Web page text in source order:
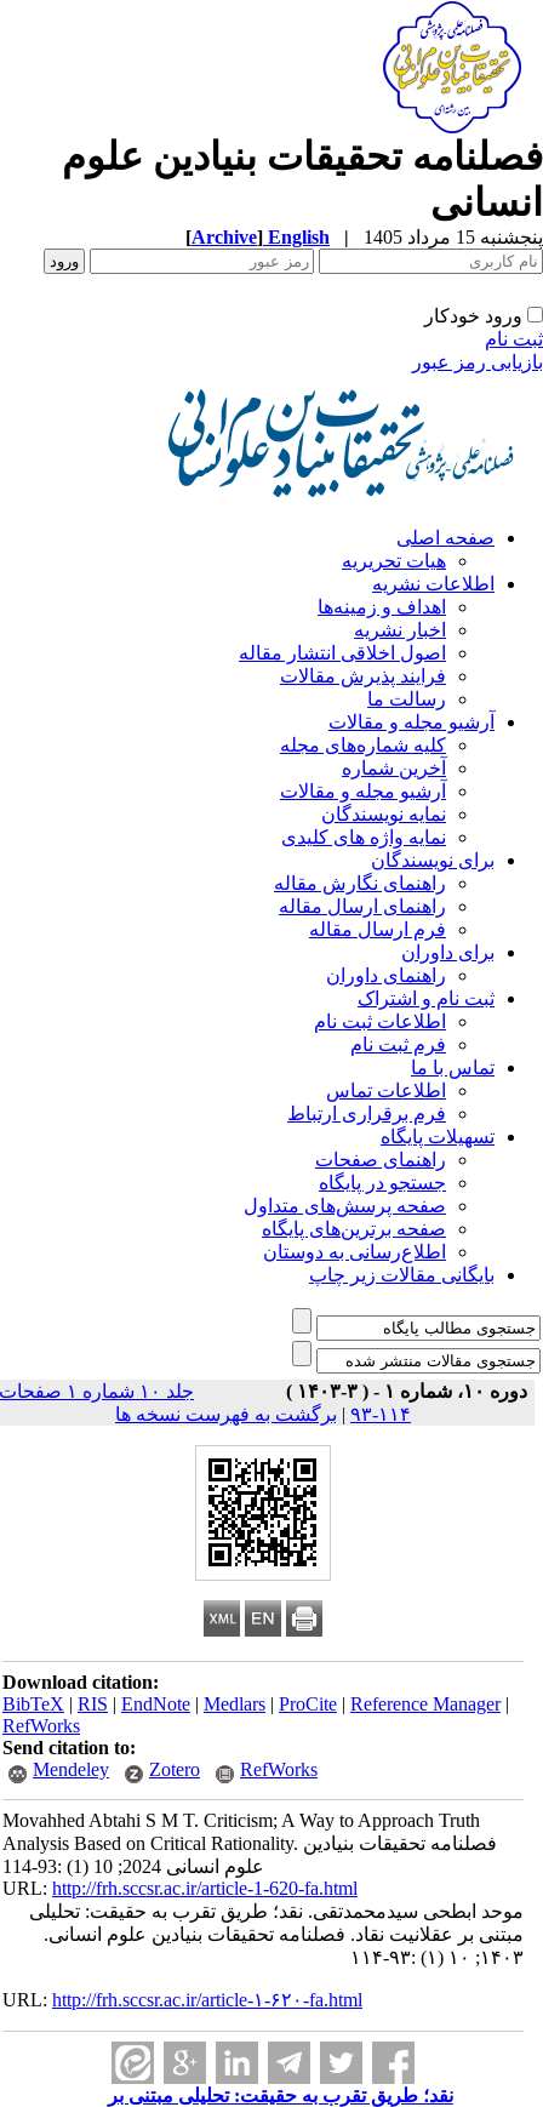
تحقیقات بنیادین علوم
15 مرداد 1405 |
English
[Archive]
ورود خودکار
نام
رمز عبور
صفحه اصلی
هیات تحریریه
اطلاعات نشریه
اهداف و زمینه‌ها
اخبار نشریه
اصول اخلاقی انتشار مقاله
فرایند پذیرش مقالات
رسالت ما
آرشیو مجله و مقالات
کلیه شماره‌های مجله
آخرین شماره
آرشیو مجله و مقالات
نمایه نویسندگان
نمایه واژه های کلیدی
برای نویسندگان
راهنمای نگارش مقاله
راهنمای ارسال مقاله
فرم ارسال مقاله
برای داوران
راهنمای داوران
ثبت نام و اشتراک
اطلاعات ثبت نام
فرم ثبت نام
تماس با ما
اطلاعات تماس
فرم برقراری ارتباط
تسهیلات پایگاه
راهنمای صفحات
جستجو در پایگاه
صفحه پرسش‌های متداول
صفحه برترین‌های پایگاه
اطلاع‌رسانی به دوستان
بایگانی مقالات زیر چاپ
دوره ۱۰، شماره ۱ - ( ۳-۱۴۰۳ )
جلد ۱۰ شماره ۱ صفحات
۱۱۴-۹۳
|برگشت به فهرست نسخه ها
Download citation:
BibTeX|RIS|EndNote|Medlars|ProCite|Reference Manager
RefWorks
Send citation to:
Mendeley
Zotero RefWorks
Movahhed Abtahi S M T. Criticism; A Way to Approach Truth
Analysis Based on Critical Rationality. فصلنامه تحقیقات بنیادین
علوم انسانی 2024; 10 (1) :93-114
URL:http://frh.sccsr.ac.ir/article-1-620-fa.html
موحد ابطحی سیدمحمدتقی. نقد؛ طریق تقرب به حقیقت: تحلیلی
مبتنی بر عقلانیت نقاد. فصلنامه تحقیقات بنیادین علوم انسانی.
۱۴۰۳; ۱۰ (۱) :۹۳-۱۱۴
URL:http://frh.sccsr.ac.ir/article-۱-۶۲۰-fa.html
نقد؛ طریق تقرب به حقیقت: تحلیلی مبتنی بر